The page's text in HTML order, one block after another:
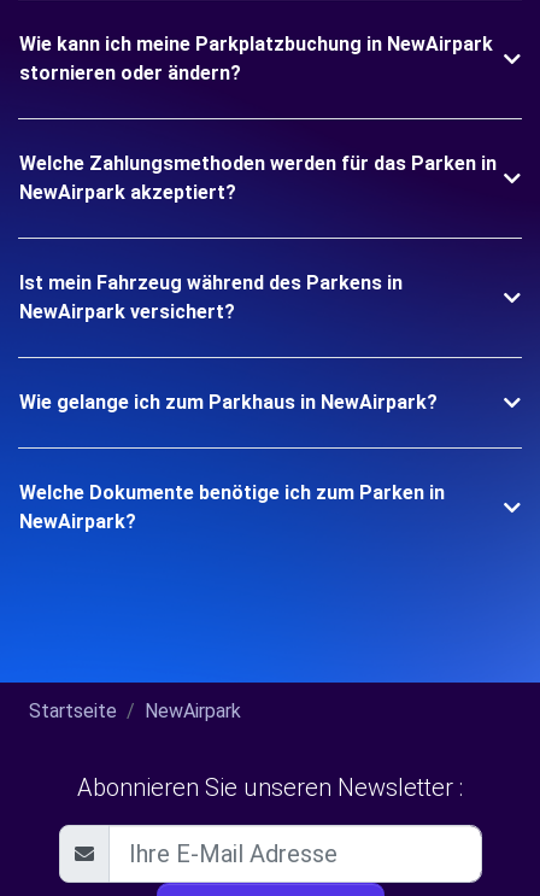
Wie kann ich meine Parkplatzbuchung in NewAirpark
stornieren oder ändern?
Welche Zahlungsmethoden werden für das Parken in
NewAirpark akzeptiert?
Ist mein Fahrzeug während des Parkens in
NewAirpark versichert?
Wie gelange ich zum Parkhaus in NewAirpark?
Welche Dokumente benötige ich zum Parken in
NewAirpark?
Startseite NewAirpark
Abonnieren Sie unseren Newsletter :